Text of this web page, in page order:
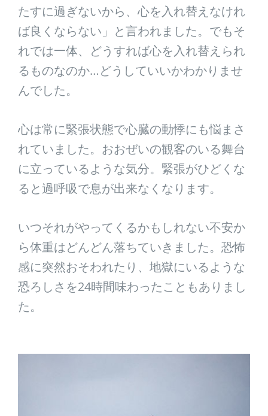
たすに過ぎないから、心を入れ替えなけれ
ば良くならない」と言われました。でもそ
れでは一体、どうすれば心を入れ替えられ
るものなのか…どうしていいかわかりませ
んでした。
心は常に緊張状態で心臓の動悸にも悩まさ
れていました。おおぜいの観客のいる舞台
に立っているような気分。緊張がひどくな
ると過呼吸で息が出来なくなります。
いつそれがやってくるかもしれない不安か
ら体重はどんどん落ちていきました。恐怖
感に突然おそわれたり、地獄にいるような
恐ろしさを24時間味わったこともありまし
た。